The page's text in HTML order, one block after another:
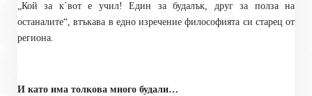
„Кой за к`вот е учил! Един за будалък, друг за полза на
останалите“, втъкава в едно изречение философията си старец от
региона.
И като има толкова много будали…